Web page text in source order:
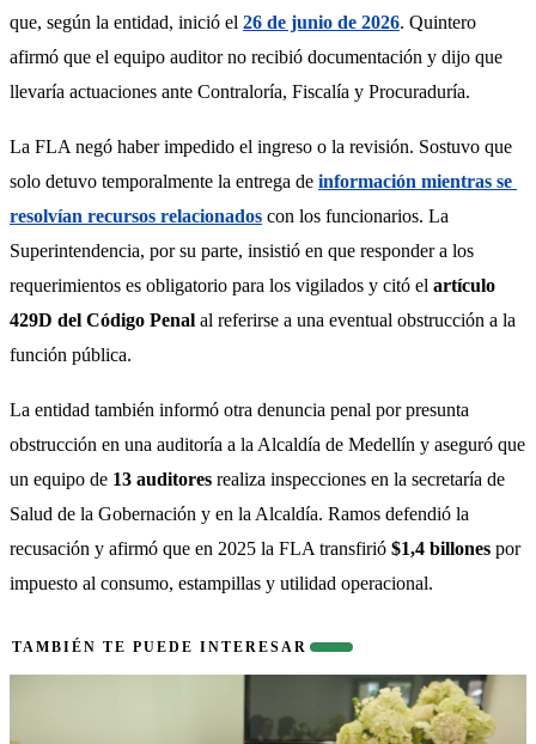
que, según la entidad, inició el 26 de junio de 2026. Quintero
afirmó que el equipo auditor no recibió documentación y dijo que
llevaría actuaciones ante Contraloría, Fiscalía y Procuraduría.
La FLA negó haber impedido el ingreso o la revisión. Sostuvo que
solo detuvo temporalmente la entrega de información mientras se
resolvían recursos relacionados con los funcionarios. La
Superintendencia, por su parte, insistió en que responder a los
requerimientos es obligatorio para los vigilados y citó el artículo
429D del Código Penal al referirse a una eventual obstrucción a la
función pública.
La entidad también informó otra denuncia penal por presunta
obstrucción en una auditoría a la Alcaldía de Medellín y aseguró que
un equipo de 13 auditores realiza inspecciones en la secretaría de
Salud de la Gobernación y en la Alcaldía. Ramos defendió la
recusación y afirmó que en 2025 la FLA transfirió $1,4 billones por
impuesto al consumo, estampillas y utilidad operacional.
TAMBIÉN TE PUEDE INTERESAR
También te puede interesar